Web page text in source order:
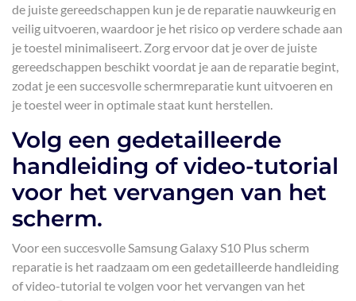
de juiste gereedschappen kun je de reparatie nauwkeurig en
veilig uitvoeren, waardoor je het risico op verdere schade aan
je toestel minimaliseert. Zorg ervoor dat je over de juiste
gereedschappen beschikt voordat je aan de reparatie begint,
zodat je een succesvolle schermreparatie kunt uitvoeren en
je toestel weer in optimale staat kunt herstellen.
Volg een gedetailleerde
handleiding of video-tutorial
voor het vervangen van het
scherm.
Voor een succesvolle Samsung Galaxy S10 Plus scherm
reparatie is het raadzaam om een gedetailleerde handleiding
of video-tutorial te volgen voor het vervangen van het